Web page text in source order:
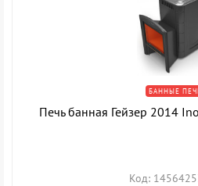
БАННЫЕ
Печь банная Гейзер 2014
Код: